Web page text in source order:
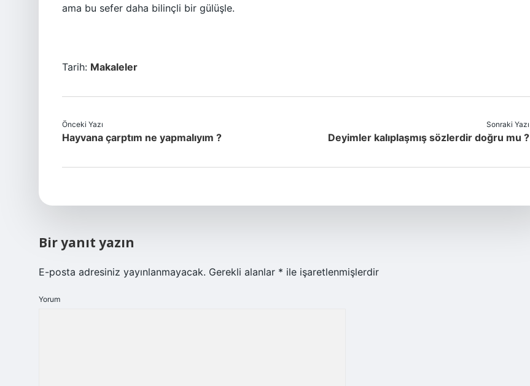
ama bu sefer daha bilinçli bir gülüşle.
Tarih: Makaleler
Önceki Yazı
Hayvana çarptım ne yapmalıyım ?
Sonraki Yazı
Deyimler kalıplaşmış sözlerdir doğru mu ?
Bir yanıt yazın
E-posta adresiniz yayınlanmayacak. Gerekli alanlar * ile işaretlenmişlerdir
Yorum